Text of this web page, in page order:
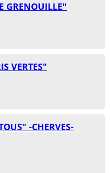
GRENOUILLE"
VERTES"
-CHERVES-